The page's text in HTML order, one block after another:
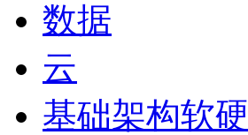
数据
云
基础架构软